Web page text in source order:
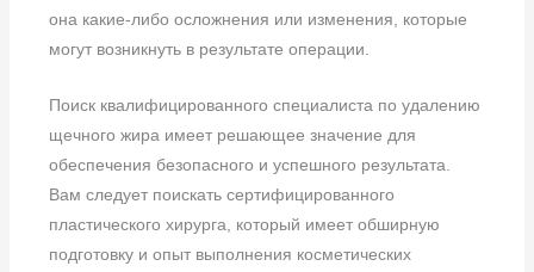
она какие-либо осложнения или изменения, которые
могут возникнуть в результате операции.
Поиск квалифицированного специалиста по удалению
щечного жира имеет решающее значение для
обеспечения безопасного и успешного результата.
Вам следует поискать сертифицированного
пластического хирурга, который имеет обширную
подготовку и опыт выполнения косметических